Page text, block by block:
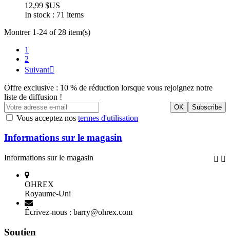
12,99 $US
In stock : 71 items
Montrer 1-24 of 28 item(s)
1
2
Suivant
Offre exclusive : 10 % de réduction lorsque vous rejoignez notre
liste de diffusion !
Vous acceptez nos termes d'utilisation
Informations sur le magasin
Informations sur le magasin  
OHREX
Royaume-Uni
Écrivez-nous : barry@ohrex.com
Soutien